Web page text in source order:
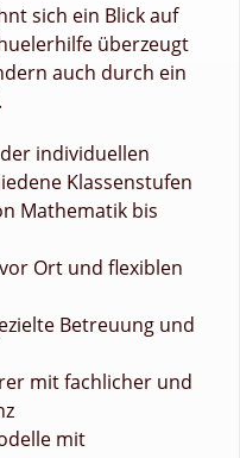
sich ein Blick auf
überzeugt
auch durch ein
individuellen
Klassenstufen
Mathematik bis
Ort und flexiblen
Betreuung und
mit fachlicher und
mit